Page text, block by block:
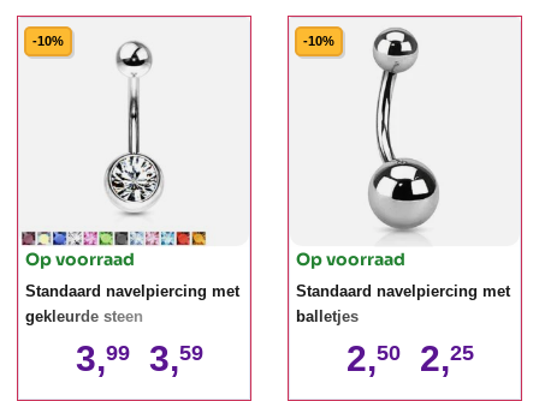
-10%
Op voorraad
Standaard navelpiercing met
gekleurde steen
3,99 3,59
-10%
Op voorraad
Standaard navelpiercing met
balletjes
2,50 2,25